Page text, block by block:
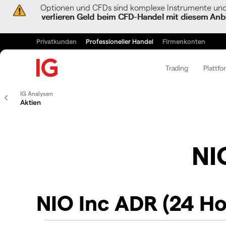
Optionen und CFDs sind komplexe Instrumente
verlieren Geld beim CFD-Handel mit diesem
Privatkunden Professioneller Handel Firmenkonten
Trading
IG Analysen
Aktien
NIO Inc ADR (24